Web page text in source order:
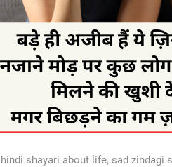
shayari about life, sad